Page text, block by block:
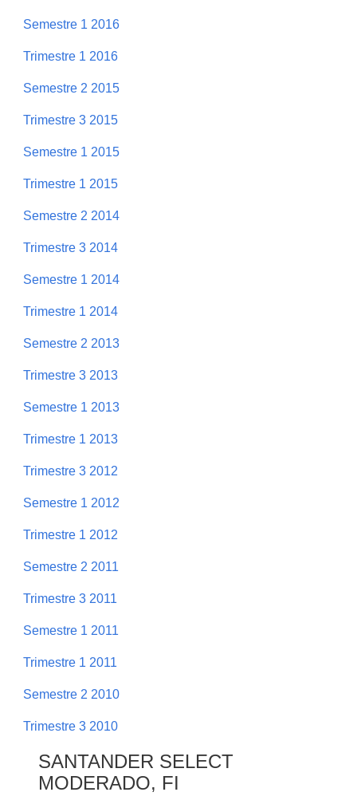
Semestre 1 2016
Trimestre 1 2016
Semestre 2 2015
Trimestre 3 2015
Semestre 1 2015
Trimestre 1 2015
Semestre 2 2014
Trimestre 3 2014
Semestre 1 2014
Trimestre 1 2014
Semestre 2 2013
Trimestre 3 2013
Semestre 1 2013
Trimestre 1 2013
Trimestre 3 2012
Semestre 1 2012
Trimestre 1 2012
Semestre 2 2011
Trimestre 3 2011
Semestre 1 2011
Trimestre 1 2011
Semestre 2 2010
Trimestre 3 2010
SANTANDER SELECT
MODERADO, FI